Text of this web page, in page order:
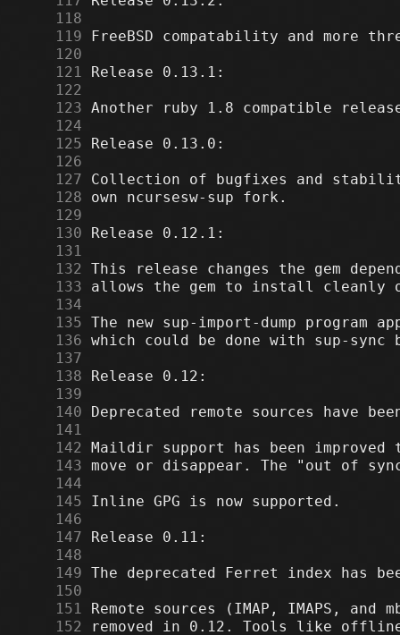
    118
    119
    120
    121
    122
    123
    124
    125
    126
    127
    128
    129
    130
    131
    132
    133
    134
    135
    136
    137
    138
    139
    140
    141
    142
    143
    144
    145
    146
    147
    148
    149
    150
    151
    152